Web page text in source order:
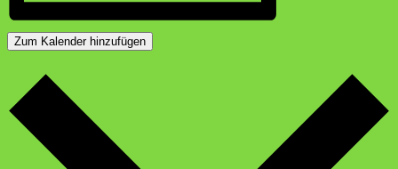
Zum Kalender hinzufügen